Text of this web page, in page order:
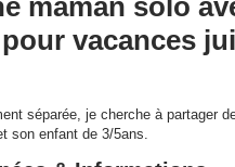
maman solo
vacances
séparée, je cherche à partager
son enfant de 3/5ans.